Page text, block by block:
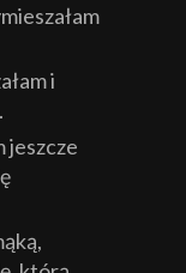
i
jeszcze